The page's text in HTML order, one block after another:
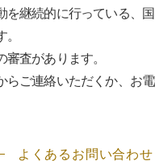
を継続的に行っている、
査があります。
らご連絡いただくか、お
よくあるお問い合わせ